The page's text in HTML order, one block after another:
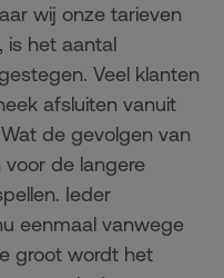
wij onze tarieven
is het aantal
Veel klanten
afsluiten vanuit
de gevolgen van
voor de langere
Ieder
eenmaal vanwege
groot wordt het